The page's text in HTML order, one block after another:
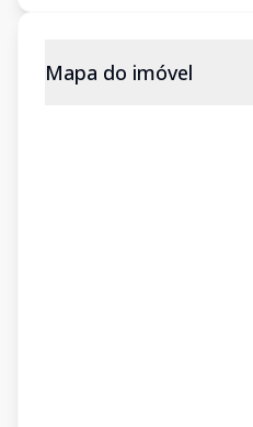
Mapa do imóvel